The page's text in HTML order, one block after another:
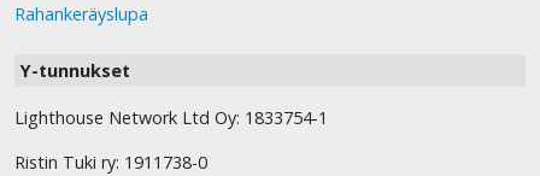
Rahankeräyslupa
Y-tunnukset
Lighthouse Network Ltd Oy: 1833754-1
Ristin Tuki ry: 1911738-0